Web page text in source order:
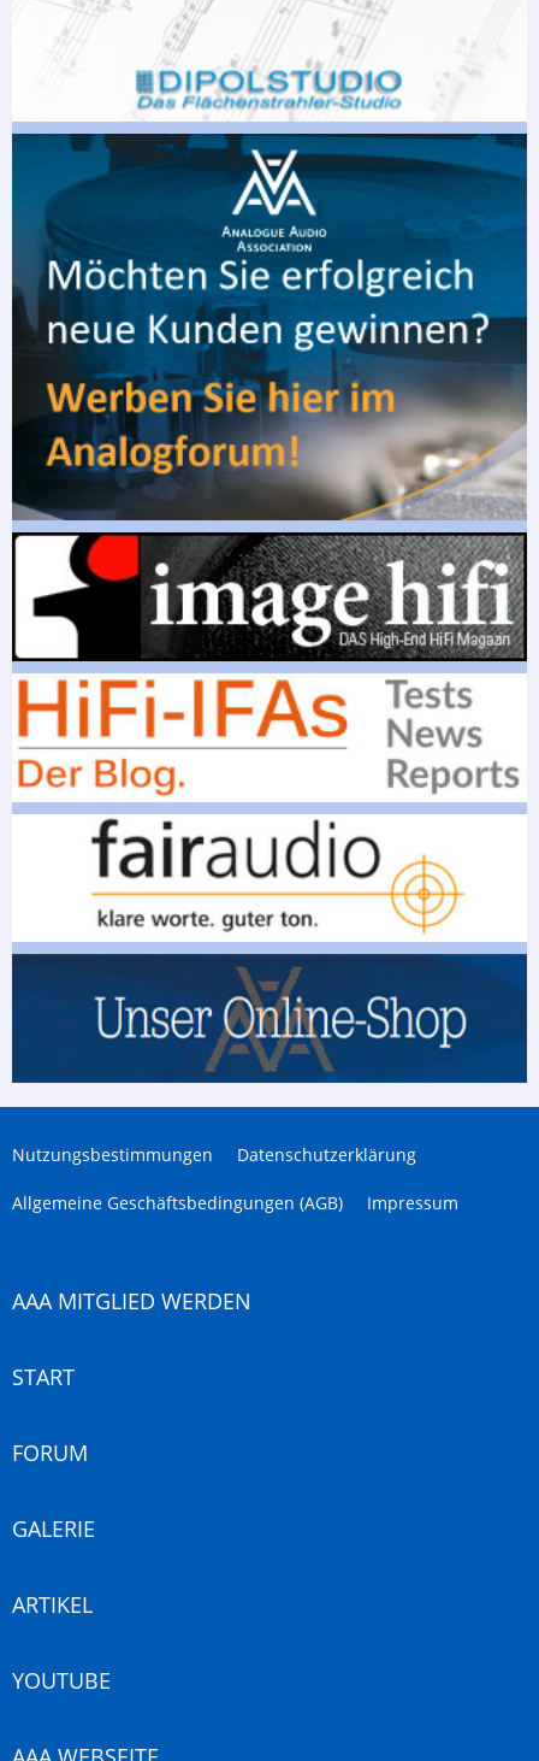
Nutzungsbestimmungen Datenschutzerklärung
Allgemeine Geschäftsbedingungen (AGB) Impressum
AAA MITGLIED WERDEN
START
FORUM
GALERIE
ARTIKEL
YOUTUBE